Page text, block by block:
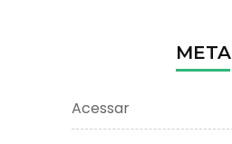
META
Acessar